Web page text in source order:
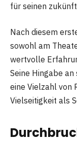
für seinen
Nach diesem
sowohl am
wertvolle
Seine Hingabe
eine Vielzahl von
Vielseitigkeit als